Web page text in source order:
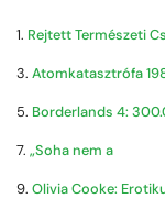
1. Rejtett Természeti
3. Atomkatasztrófa
5. Borderlands 4:
7. „Soha nem a
9. Olivia Cooke: